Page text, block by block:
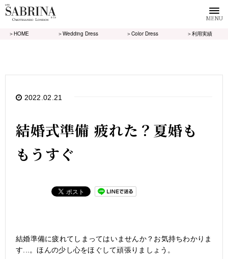
MENU
＞HOME ＞Wedding Dress ＞Color Dress ＞利用実績
2022.02.21
結婚式準備 疲れた？夏婚も
もうすぐ
結婚準備に疲れてしまってはいませんか？お気持ちわかりま
す...。ほんの少し心をほぐして頑張りましょう。